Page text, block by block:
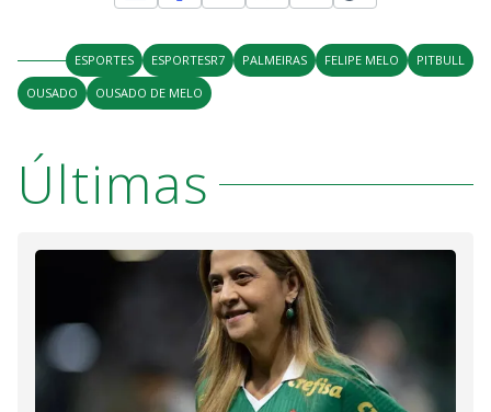
ESPORTES ESPORTESR7 PALMEIRAS FELIPE MELO
PITBULL
OUSADO
OUSADO DE MELO
Últimas